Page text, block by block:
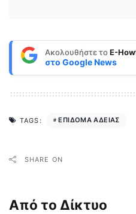
Ακολουθήστε τοE-
στο Google News
TAGS: ΕΠΙΔΟΜΑ ΑΔΕΙΑΣ
SHARE ON
Από το Δίκτυο